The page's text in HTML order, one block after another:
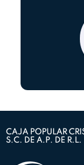
CAJA POPULAR
S.C. DE A.P. DE R.L.